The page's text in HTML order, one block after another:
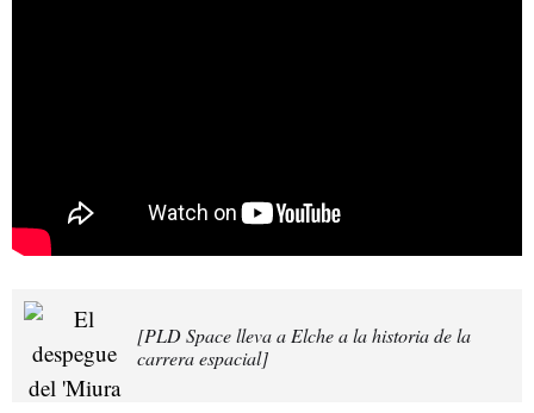
[PLD Space lleva a Elche a la historia de la
carrera espacial]